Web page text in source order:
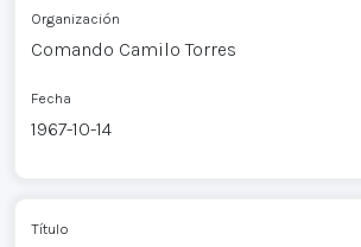
Organización
Comando Camilo Torres
Fecha
1967-10-14
Título